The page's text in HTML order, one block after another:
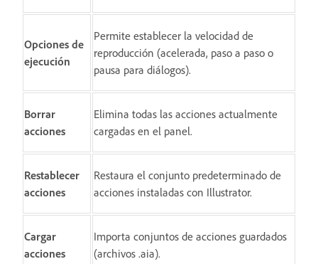
Opciones de
ejecución
Permite establecer la velocidad de
reproducción (acelerada, paso a paso o
pausa para diálogos).
Borrar
acciones
Elimina todas las acciones actualmente
cargadas en el panel.
Restablecer
acciones
Restaura el conjunto predeterminado de
acciones instaladas con Illustrator.
Cargar
acciones
Importa conjuntos de acciones guardados
(archivos .aia).